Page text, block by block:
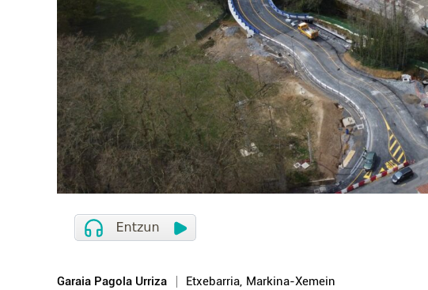
Garaia Pagola Urriza Etxebarria, Markina-Xemein